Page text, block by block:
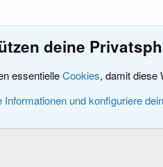
XenForo 2.X Sprachpakete
deine
essentielleCookies, damit diese
Informationen und konfiguriere